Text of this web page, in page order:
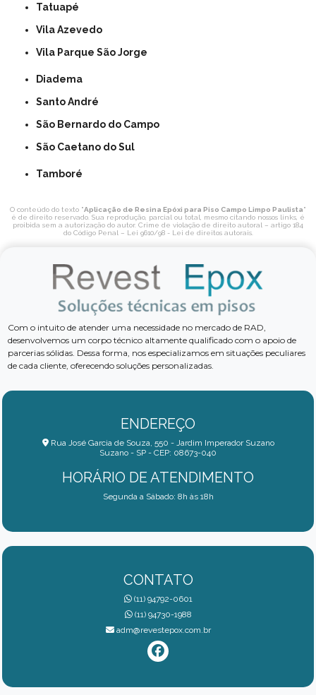
Tatuapé
Vila Azevedo
Vila Parque São Jorge
Diadema
Santo André
São Bernardo do Campo
São Caetano do Sul
Tamboré
O conteúdo do texto "Aplicação de Resina Epóxi para Piso Campo Limpo Paulista"
é de direito reservado. Sua reprodução, parcial ou total, mesmo citando nossos links, é
proibida sem a autorização do autor. Crime de violação de direito autoral – artigo 184
do Código Penal – Lei 9610/98 - Lei de direitos autorais.
Com o intuito de atender uma necessidade no mercado de RAD,
desenvolvemos um corpo técnico altamente qualificado com o apoio de
parcerias sólidas. Dessa forma, nos especializamos em situações peculiares
de cada cliente, oferecendo soluções personalizadas.
ENDEREÇO
Rua José Garcia de Souza, 550 - Jardim Imperador Suzano
Suzano - SP - CEP: 08673-040
HORÁRIO DE ATENDIMENTO
Segunda a Sábado: 8h às 18h
CONTATO
(11) 94792-0601
(11) 94730-1988
adm@revestepox.com.br